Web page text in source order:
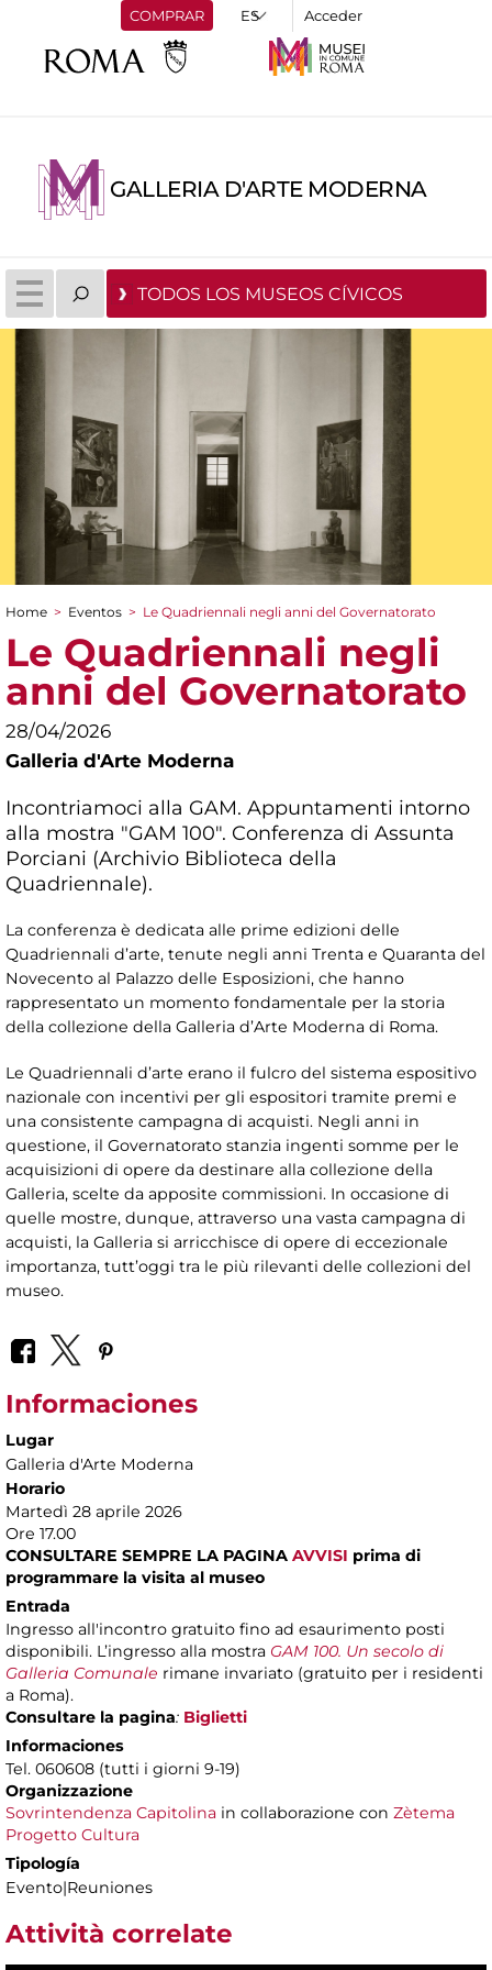
COMPRAR Acceder
GALLERIA D'ARTE MODERNA
TODOS LOS MUSEOS CÍVICOS
You are here
Home > Eventos > Le Quadriennali negli anni del Governatorato
Le Quadriennali negli
anni del Governatorato
28/04/2026
Galleria d'Arte Moderna
Incontriamoci alla GAM. Appuntamenti intorno
alla mostra "GAM 100". Conferenza di Assunta
Porciani (Archivio Biblioteca della
Quadriennale).
La conferenza è dedicata alle prime edizioni delle
Quadriennali d’arte, tenute negli anni Trenta e Quaranta del
Novecento al Palazzo delle Esposizioni, che hanno
rappresentato un momento fondamentale per la storia
della collezione della Galleria d’Arte Moderna di Roma.
Le Quadriennali d’arte erano il fulcro del sistema espositivo
nazionale con incentivi per gli espositori tramite premi e
una consistente campagna di acquisti. Negli anni in
questione, il Governatorato stanzia ingenti somme per le
acquisizioni di opere da destinare alla collezione della
Galleria, scelte da apposite commissioni. In occasione di
quelle mostre, dunque, attraverso una vasta campagna di
acquisti, la Galleria si arricchisce di opere di eccezionale
importanza, tutt’oggi tra le più rilevanti delle collezioni del
museo.
Informaciones
Lugar
Galleria d'Arte Moderna
Horario
Martedì 28 aprile 2026
Ore 17.00
CONSULTARE SEMPRE LA PAGINA AVVISI prima di
programmare la visita al museo
Entrada
Ingresso all'incontro gratuito fino ad esaurimento posti
disponibili. L’ingresso alla mostra GAM 100. Un secolo di
Galleria Comunale rimane invariato (gratuito per i residenti
a Roma).
Consultare la pagina: Biglietti
Informaciones
Tel. 060608 (tutti i giorni 9-19)
Organizzazione
Sovrintendenza Capitolina in collaborazione con Zètema
Progetto Cultura
Tipología
Evento|Reuniones
Attività correlate